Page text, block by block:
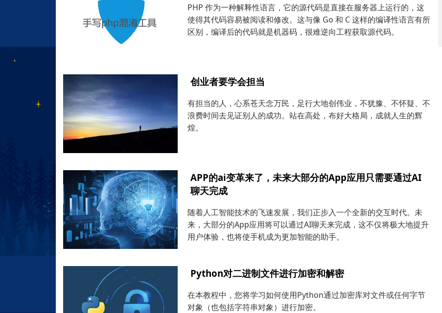
PHP 作为一种解释性语言，它的源代码是直接在服务器上运行的，这
使得其代码容易被阅读和修改。这与像 Go 和 C 这样的编译性语言有所
区别，编译后的代码就是机器码，很难逆向工程获取源代码。
创业者要学会担当
有担当的人，心系苍天念万民，足行大地创伟业，不犹豫、不怀疑、不
浪费时间去见证别人的成功。站在高处，布好大格局，成就人生的辉
煌。
APP的ai变革来了，未来大部分的App应用只需要通过AI
聊天完成
随着人工智能技术的飞速发展，我们正步入一个全新的交互时代。未
来，大部分的App应用将可以通过AI聊天来完成，这不仅将极大地提升
用户体验，也将使手机成为更加智能的助手。
Python对二进制文件进行加密和解密
在本教程中，您将学习如何使用Python通过加密库对文件或任何字节
对象（也包括字符串对象）进行加密。